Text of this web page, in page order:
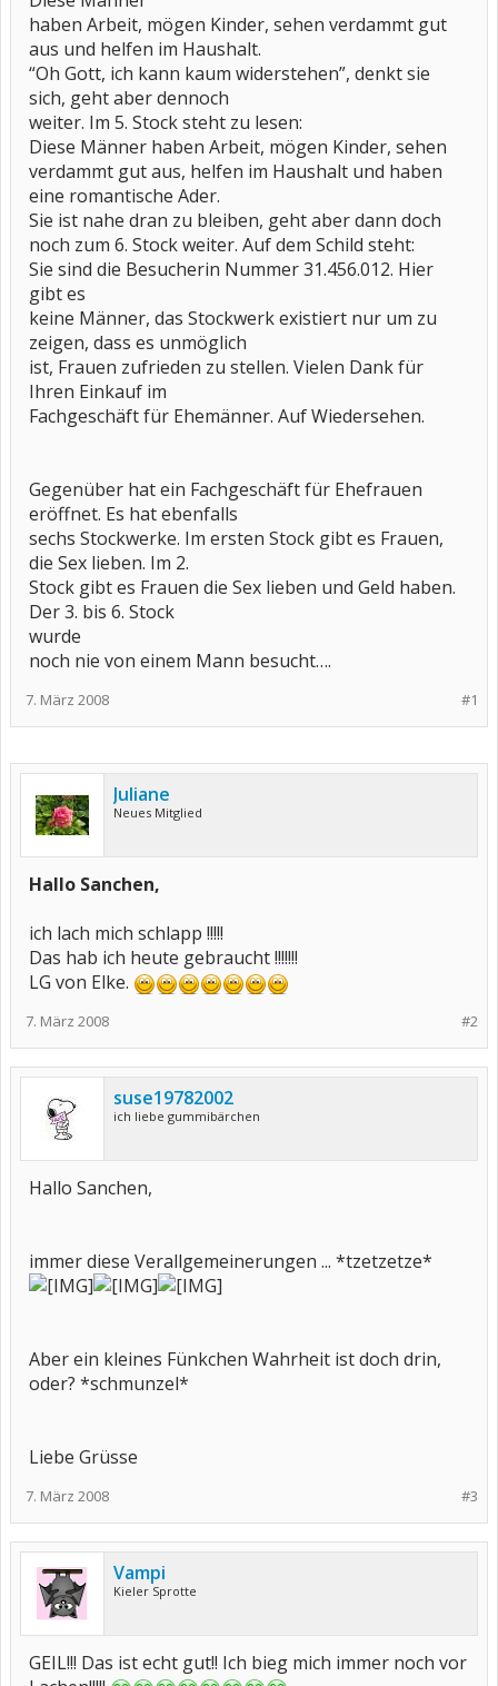
haben Arbeit, mögen Kinder, sehen verdammt gut
aus und helfen im Haushalt.
“Oh Gott, ich kann kaum widerstehen”, denkt sie
sich, geht aber dennoch
weiter. Im 5. Stock steht zu lesen:
Diese Männer haben Arbeit, mögen Kinder, sehen
verdammt gut aus, helfen im Haushalt und haben
eine romantische Ader.
Sie ist nahe dran zu bleiben, geht aber dann doch
noch zum 6. Stock weiter. Auf dem Schild steht:
Sie sind die Besucherin Nummer 31.456.012. Hier
gibt es
keine Männer, das Stockwerk existiert nur um zu
zeigen, dass es unmöglich
ist, Frauen zufrieden zu stellen. Vielen Dank für
Ihren Einkauf im
Fachgeschäft für Ehemänner. Auf Wiedersehen.
Gegenüber hat ein Fachgeschäft für Ehefrauen
eröffnet. Es hat ebenfalls
sechs Stockwerke. Im ersten Stock gibt es Frauen,
die Sex lieben. Im 2.
Stock gibt es Frauen die Sex lieben und Geld haben.
Der 3. bis 6. Stock
wurde
noch nie von einem Mann besucht….
#1
7. März 2008
Juliane
Neues Mitglied
Hallo Sanchen,
ich lach mich schlapp !!!!!
Das hab ich heute gebraucht !!!!!!!
LG von Elke.
#2
7. März 2008
suse19782002
ich liebe gummibärchen
Hallo Sanchen,
immer diese Verallgemeinerungen ... *tzetzetze*
Aber ein kleines Fünkchen Wahrheit ist doch drin,
oder? *schmunzel*
Liebe Grüsse
#3
7. März 2008
Vampi
Kieler Sprotte
GEIL!!! Das ist echt gut!! Ich bieg mich immer noch vor